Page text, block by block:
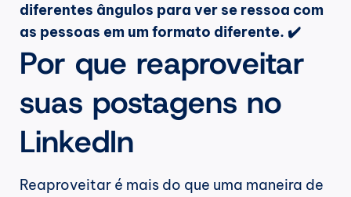
diferentes ângulos para ver se ressoa com
as pessoas em um formato diferente. ✔️
Por que reaproveitar
suas postagens no
LinkedIn
Reaproveitar é mais do que uma maneira de